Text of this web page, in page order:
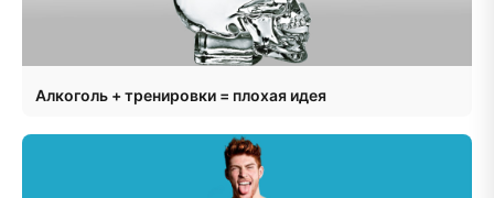
Алкоголь + тренировки = плохая идея